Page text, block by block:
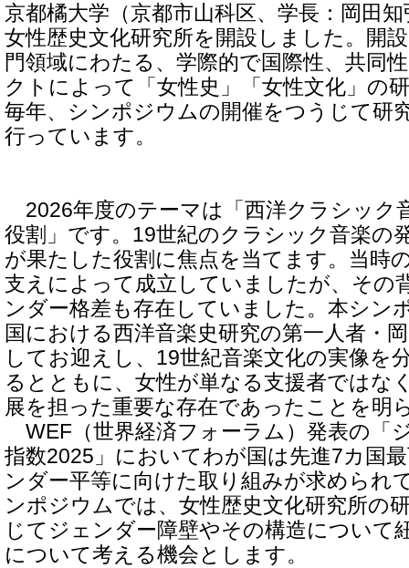
京都橘大学（京都市山科区、学長：岡田
女性歴史文化研究所を開設しました。開
門領域にわたる、学際的で国際性、共同
クトによって「女性史」「女性文化」の
毎年、シンポジウムの開催をつうじて研
行っています。
2026年度のテーマは「西洋クラシック
役割」です。19世紀のクラシック音楽の
が果たした役割に焦点を当てます。当時
支えによって成立していましたが、その
ンダー格差も存在していました。本シン
国における西洋音楽史研究の第一人者・
してお迎えし、19世紀音楽文化の実像を
るとともに、女性が単なる支援者ではな
展を担った重要な存在であったことを明
WEF（世界経済フォーラム）発表の「
指数2025」においてわが国は先進7カ国
ンダー平等に向けた取り組みが求められ
ンポジウムでは、女性歴史文化研究所の
じてジェンダー障壁やその構造について
について考える機会とします。